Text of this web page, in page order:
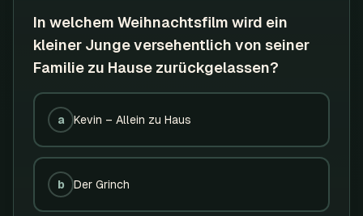
In welchem Weihnachtsfilm wird ein
kleiner Junge versehentlich von seiner
Familie zu Hause zurückgelassen?
a Kevin – Allein zu Haus
b Der Grinch